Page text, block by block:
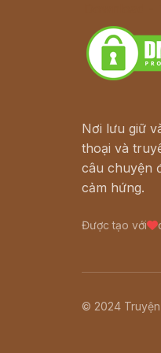
Nơi lưu giữ
thoại và
câu chuyện
cảm hứng.
Được tạo với
© 2024